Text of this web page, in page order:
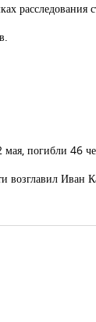
расследования
погибли 46
возглавил Иван